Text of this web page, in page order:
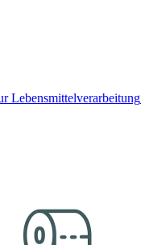
Lebensmittelverarbeitung